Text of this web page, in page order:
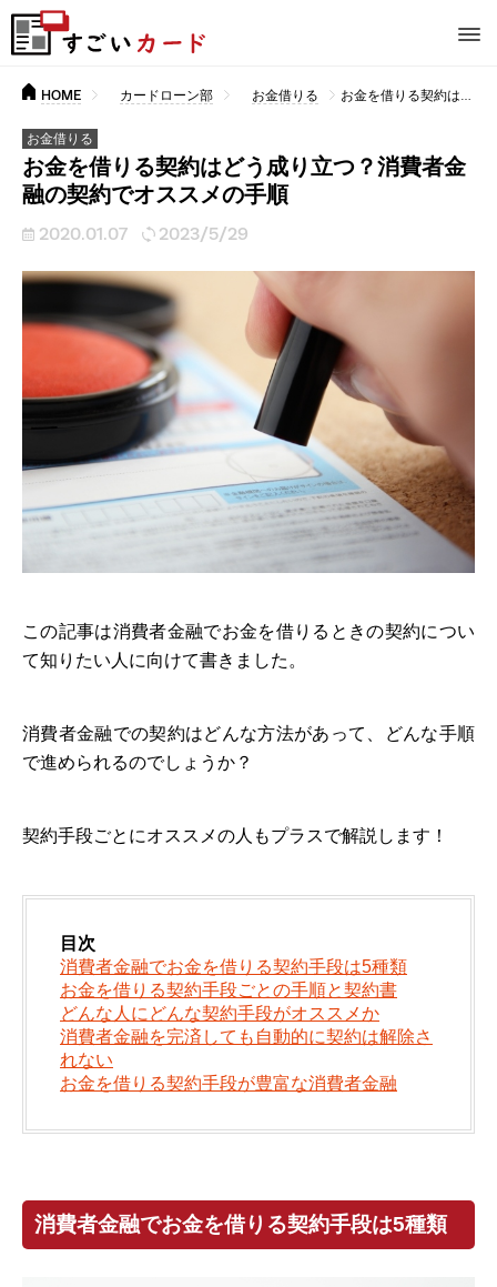
HOME カードローン部 お金借りる お金を借りる契約はどう成り立つ？消費者金融の契約でオススメの手順
お金借りる
お金を借りる契約はどう成り立つ？消費者金
融の契約でオススメの手順
2020.01.07 2023/5/29
この記事は消費者金融でお金を借りるときの契約につい
て知りたい人に向けて書きました。
消費者金融での契約はどんな方法があって、どんな手順
で進められるのでしょうか？
契約手段ごとにオススメの人もプラスで解説します！
目次
消費者金融でお金を借りる契約手段は5種類
お金を借りる契約手段ごとの手順と契約書
どんな人にどんな契約手段がオススメか
消費者金融を完済しても自動的に契約は解除さ
れない
お金を借りる契約手段が豊富な消費者金融
消費者金融でお金を借りる契約手段は5種類